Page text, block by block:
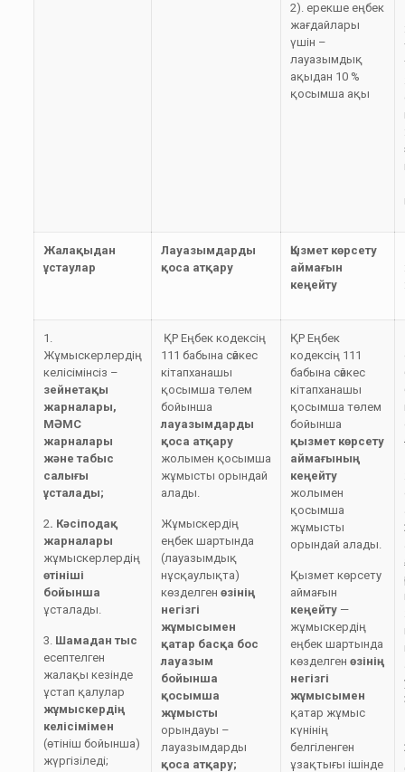
2). ерекше еңбек
жағдайлары
үшін –
лауазымдық
ақыдан 10 %
қосымша ақы
Жалақыдан
ұстаулар
Лауазымдарды
қоса атқару
Қызмет көрсету
аймағын
кеңейту
1.
Жұмыскерлердің
келісімінсіз –
зейнетақы
жарналары,
МӘМС
жарналары
және табыс
салығы
ұсталады;
2. Кәсіподақ
жарналары
жұмыскерлердің
өтініші
бойынша
ұсталады.
3. Шамадан тыс
есептелген
жалақы кезінде
ұстап қалулар
жұмыскердің
келісімімен
(өтініш бойынша)
жүргізіледі;
ҚР Еңбек кодексің
111 бабына сәйкес
кітапханашы
қосымша төлем
бойынша
лауазымдарды
қоса атқару
жолымен қосымша
жұмысты орындай
алады.
Жұмыскердің
еңбек шартында
(лауазымдық
нұсқаулықта)
көзделген өзінің
негізгі
жұмысымен
қатар басқа бос
лауазым
бойынша
қосымша
жұмысты
орындауы –
лауазымдарды
қоса атқару;
ҚР Еңбек
кодексің 111
бабына сәйкес
кітапханашы
қосымша төлем
бойынша
қызмет көрсету
аймағының
кеңейту
жолымен
қосымша
жұмысты
орындай алады.
Қызмет көрсету
аймағын
кеңейту—
жұмыскердің
еңбек шартында
көзделген өзінің
негізгі
жұмысымен
қатар жұмыс
күнінің
белгіленген
ұзақтығы ішінде